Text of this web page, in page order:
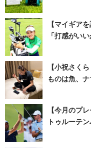
【マイギア
「打感がい
【小祝さく
ものは魚、
【今月のプ
トゥルーテ